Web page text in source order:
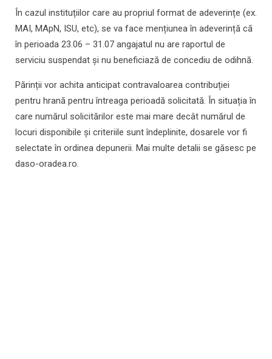
În cazul instituțiilor care au propriul format de adeverințe (ex.
MAI, MApN, ISU, etc), se va face mențiunea în adeverință că
în perioada 23.06 – 31.07 angajatul nu are raportul de
serviciu suspendat și nu beneficiază de concediu de odihnă.
Părinții vor achita anticipat contravaloarea contribuției
pentru hrană pentru întreaga perioadă solicitată. În situația în
care numărul solicitărilor este mai mare decât numărul de
locuri disponibile și criteriile sunt îndeplinite, dosarele vor fi
selectate în ordinea depunerii. Mai multe detalii se găsesc pe
daso-oradea.ro.